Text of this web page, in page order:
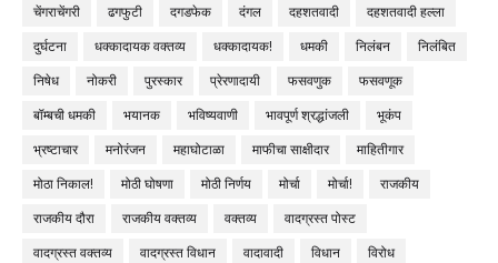
चेंगराचेंगरी
ढगफुटी दगडफेक दंगल दहशतवादी
दहशतवादी हल्ला
दुर्घटना
धक्कादायक वक्तव्य धक्कादायक! धमकी निलंबन
निलंबित
निषेध
नोकरी पुरस्कार प्रेरणादायी फसवणुक
फसवणूक
बॉम्बची धमकी
भयानक भविष्यवाणी भावपूर्ण श्रद्धांजली
भूकंप
भ्रष्टाचार
मनोरंजन महाघोटाळा माफीचा साक्षीदार
माहितीगार
मोठा निकाल!
मोठी घोषणा मोठी निर्णय मोर्चा मोर्चा!
राजकीय
राजकीय दौरा
राजकीय वक्तव्य वक्तव्य
वादग्रस्त पोस्ट
वादग्रस्त वक्तव्य
वादग्रस्त विधान वादावादी विधान
विरोध